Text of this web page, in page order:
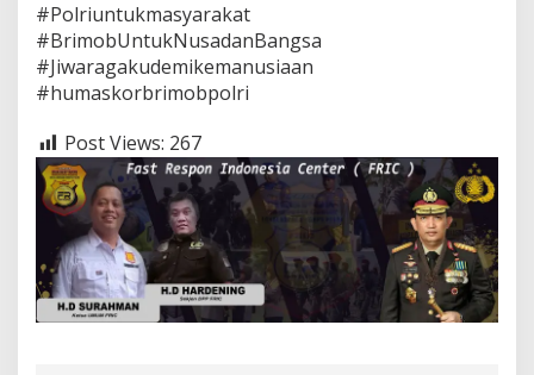
#Polriuntukmasyarakat
#BrimobUntukNusadanBangsa
#Jiwaragakudemikemanusiaan
#humaskorbrimobpolri
Post Views: 267